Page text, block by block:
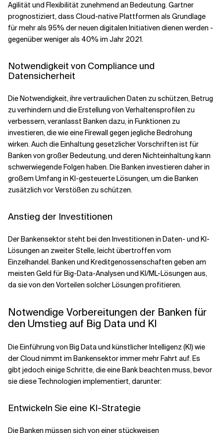
Agilität und Flexibilität zunehmend an Bedeutung. Gartner
prognostiziert, dass Cloud-native Plattformen als Grundlage
für mehr als 95% der neuen digitalen Initiativen dienen werden -
gegenüber weniger als 40% im Jahr 2021.
Notwendigkeit von Compliance und
Datensicherheit
Die Notwendigkeit, ihre vertraulichen Daten zu schützen, Betrug
zu verhindern und die Erstellung von Verhaltensprofilen zu
verbessern, veranlasst Banken dazu, in Funktionen zu
investieren, die wie eine Firewall gegen jegliche Bedrohung
wirken. Auch die Einhaltung gesetzlicher Vorschriften ist für
Banken von großer Bedeutung, und deren Nichteinhaltung kann
schwerwiegende Folgen haben. Die Banken investieren daher in
großem Umfang in KI-gesteuerte Lösungen, um die Banken
zusätzlich vor Verstößen zu schützen.
Anstieg der Investitionen
Der Bankensektor steht bei den Investitionen in Daten- und KI-
Lösungen an zweiter Stelle, leicht übertroffen vom
Einzelhandel. Banken und Kreditgenossenschaften geben am
meisten Geld für Big-Data-Analysen und KI/ML-Lösungen aus,
da sie von den Vorteilen solcher Lösungen profitieren.
Notwendige Vorbereitungen der Banken für
den Umstieg auf Big Data und KI
Die Einführung von Big Data und künstlicher Intelligenz (KI) wie
der Cloud nimmt im Bankensektor immer mehr Fahrt auf. Es
gibt jedoch einige Schritte, die eine Bank beachten muss, bevor
sie diese Technologien implementiert, darunter:
Entwickeln Sie eine KI-Strategie
Die Banken müssen sich von einer stückweisen